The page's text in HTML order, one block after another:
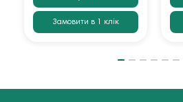
Замовити в 1 клік